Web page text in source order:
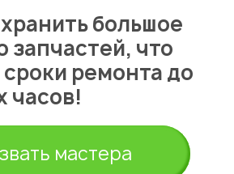
большое
запчастей, что
ремонта до
часов!
мастера